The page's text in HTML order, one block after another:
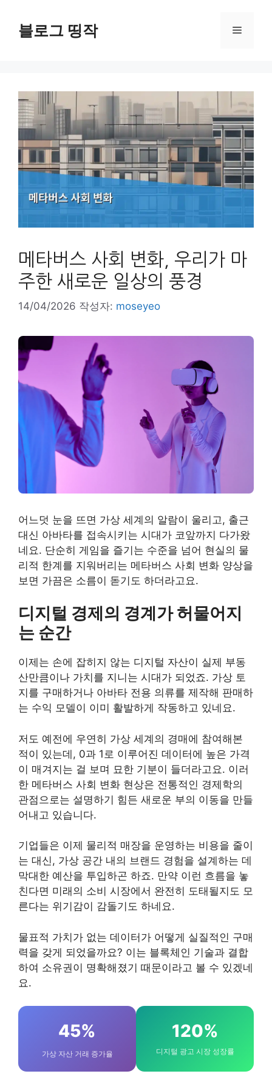
블로그 띵작 메
메타버스 사회 변화, 우리가 마
주한 새로운 일상의 풍경
14/04/2026 작성자: moseyeo
어느덧 눈을 뜨면 가상 세계의 알람이 울리고, 출근
대신 아바타를 접속시키는 시대가 코앞까지 다가왔
네요. 단순히 게임을 즐기는 수준을 넘어 현실의 물
리적 한계를 지워버리는 메타버스 사회 변화 양상을
보면 가끔은 소름이 돋기도 하더라고요.
디지털 경제의 경계가 허물어지
는 순간
이제는 손에 잡히지 않는 디지털 자산이 실제 부동
산만큼이나 가치를 지니는 시대가 되었죠. 가상 토
지를 구매하거나 아바타 전용 의류를 제작해 판매하
는 수익 모델이 이미 활발하게 작동하고 있네요.
저도 예전에 우연히 가상 세계의 경매에 참여해본
적이 있는데, 0과 1로 이루어진 데이터에 높은 가격
이 매겨지는 걸 보며 묘한 기분이 들더라고요. 이러
한 메타버스 사회 변화 현상은 전통적인 경제학의
관점으로는 설명하기 힘든 새로운 부의 이동을 만들
어내고 있습니다.
기업들은 이제 물리적 매장을 운영하는 비용을 줄이
는 대신, 가상 공간 내의 브랜드 경험을 설계하는 데
막대한 예산을 투입하곤 하죠. 만약 이런 흐름을 놓
친다면 미래의 소비 시장에서 완전히 도태될지도 모
른다는 위기감이 감돌기도 하네요.
물표적 가치가 없는 데이터가 어떻게 실질적인 구매
력을 갖게 되었을까요? 이는 블록체인 기술과 결합
하여 소유권이 명확해졌기 때문이라고 볼 수 있겠네
요.
45%
가상 자산 거래 증가율
120%
디지털 광고 시장 성장률